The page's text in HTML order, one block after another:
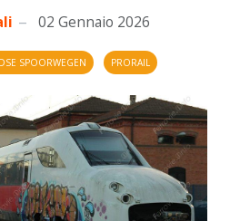
02 Gennaio 2026
SPOORWEGEN PRORAIL